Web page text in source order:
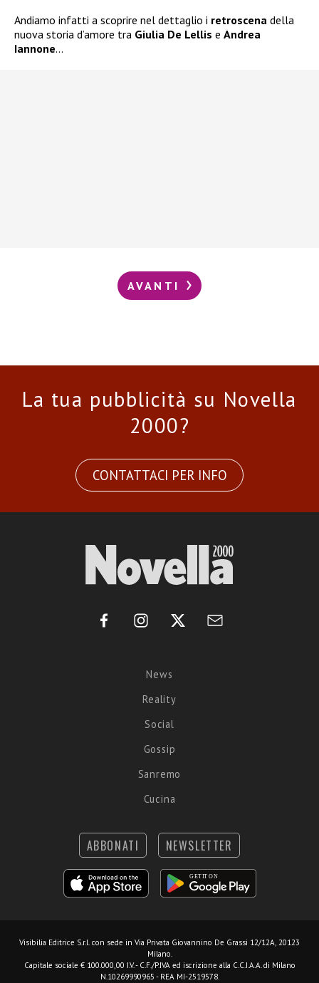
Andiamo infatti a scoprire nel dettaglio i retroscena della
nuova storia d’amore tra Giulia De Lellis e Andrea
Iannone…
AVANTI
La tua pubblicità su Novella
2000?
CONTATTACI PER INFO
News
Reality
Social
Gossip
Sanremo
Cucina
ABBONATI NEWSLETTER
Visibilia Editrice S.r.l. con sede in Via Privata Giovannino De Grassi 12/12A, 20123
Milano.
Capitale sociale € 100.000,00 I.V. - C.F./P.IVA ed iscrizione alla C.C.I.A.A. di Milano
N.10269990965 - REA MI-2519578.